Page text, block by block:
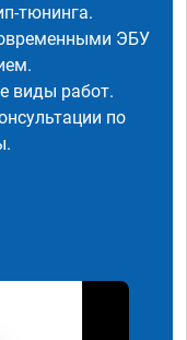
тюнинга.
ЭБУ
виды работ.
по